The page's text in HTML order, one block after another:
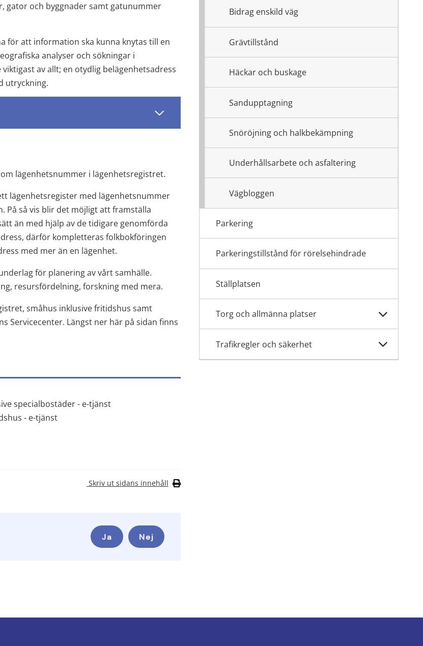
gator och byggnader samt gatunummer
för att information ska kunna knytas till en
analyser och sökningar i
av allt; en otydlig belägenhetsadress
utryckning.
lägenhetsnummer i lägenhetsregistret.
lägenhetsregister med lägenhetsnummer
På så vis blir det möjligt att framställa
än med hjälp av de tidigare genomförda
därför kompletteras folkbokföringen
med mer än en lägenhet.
för planering av vårt samhälle.
resursfördelning, forskning med mera.
småhus inklusive fritidshus samt
Servicecenter. Längst ner här på sidan finns
webbplats.
specialbostäder - e-tjänstLänk till annan webbplats, öppnas i nytt fönster.
- e-tjänstLänk till annan webbplats, öppnas i nytt fönster.
i nytt fönster.
Skriv ut sidans innehåll
Nej
Ja
Bidrag enskild väg
Grävtillstånd
Häckar och buskage
Sandupptagning
Snöröjning och halkbekämpning
Underhållsarbete och asfaltering
Vägbloggen
Parkering
Parkeringstillstånd för rörelsehindrade
Ställplatsen
Torg och allmänna platser
Trafikregler och säkerhet